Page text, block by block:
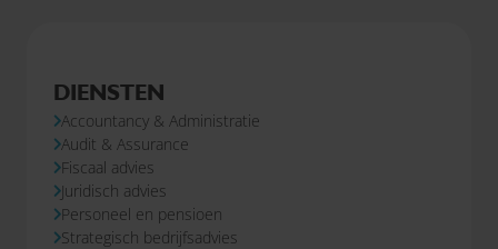
DIENSTEN
Accountancy & Administratie
Audit & Assurance
Fiscaal advies
Juridisch advies
Personeel en pensioen
Strategisch bedrijfsadvies